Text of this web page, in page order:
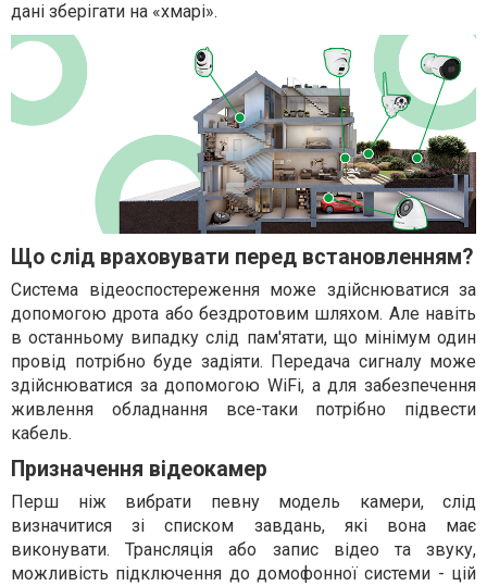
дані зберігати на «хмарі».
Що слід враховувати перед встановленням?
Система відеоспостереження може здійснюватися за
допомогою дрота або бездротовим шляхом. Але навіть
в останньому випадку слід пам'ятати, що мінімум один
провід потрібно буде задіяти. Передача сигналу може
здійснюватися за допомогою WiFi, а для забезпечення
живлення обладнання все-таки потрібно підвести
кабель.
Призначення відеокамер
Перш ніж вибрати певну модель камери, слід
визначитися зі списком завдань, які вона має
виконувати. Трансляція або запис відео та звуку,
можливість підключення до домофонної системи - цій